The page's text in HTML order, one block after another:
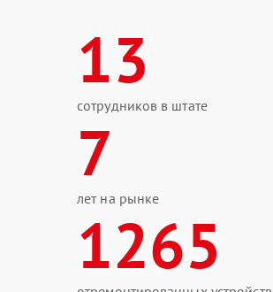
13
сотрудников в штате
7
лет на рынке
1265